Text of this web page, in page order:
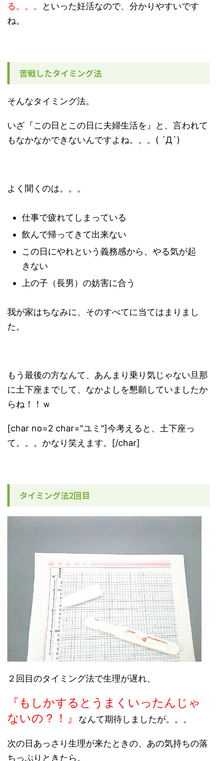
る。。。
といった妊活なので、分かりやすいです
ね。
苦戦したタイミング法
そんなタイミング法。
いざ『この日とこの日に夫婦生活を』と、言われて
もなかなかできないんですよね。。。( ´Д`)
よく聞くのは。。。
仕事で疲れてしまっている
飲んで帰ってきて出来ない
この日にやれという義務感から、やる気が起
きない
上の子（長男）の妨害に合う
我が家はちなみに、そのすべてに当てはまりまし
た。
もう最後の方なんて、あんまり乗り気じゃない旦那
に土下座までして、なかよしを懇願していましたか
らね！！ｗ
[char no=2 char="ユミ"]今考えると、土下座っ
て。。。かなり笑えます。[/char]
タイミング法2回目
２回目のタイミング法で生理が遅れ、
『もしかするとうまくいったんじゃ
ないの？！』
なんて期待しましたが。。。
次の日あっさり生理が来たときの、あの気持ちの落
ちっぷりときたら。